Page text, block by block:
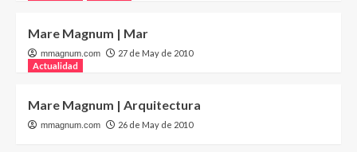
Mare Magnum | Mar
mmagnum.com
27 de May de 2010
Actualidad
Mare Magnum | Arquitectura
mmagnum.com 26 de May de 2010